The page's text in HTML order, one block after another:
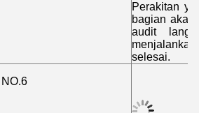
Perakitan
bagian akan
audit
selesai.
NO.6